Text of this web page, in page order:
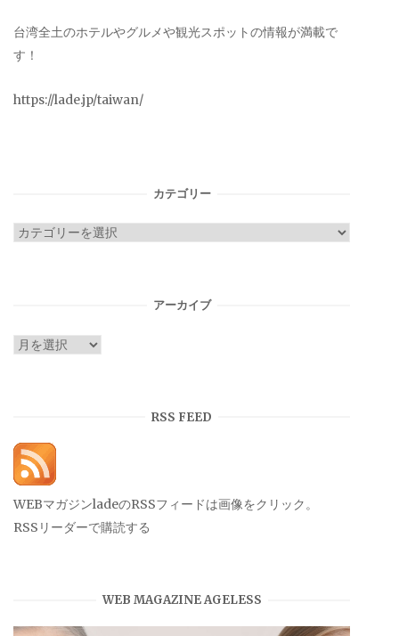
台湾全土のホテルやグルメや観光スポットの情報が満載で
す！
https://lade.jp/taiwan/
カテゴリー
カ
アーカイブ
ア
RSS FEED
WEBマガジンladeのRSSフィードは画像をクリック。
RSSリーダーで購読する
WEB MAGAZINE AGELESS